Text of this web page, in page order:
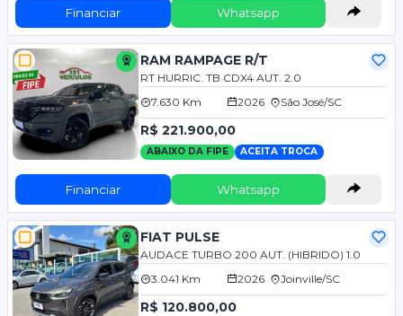
Financiar Whatsapp
RAM RAMPAGE R/T
RT HURRIC. TB CDX4 AUT. 2.0
7.630 Km
2026 São José/SC
R$ 221.900,00
ABAIXO DA FIPE ACEITA TROCA
Financiar Whatsapp
FIAT PULSE
AUDACE TURBO 200 AUT. (HIBRIDO) 1.0
3.041 Km
2026 Joinville/SC
R$ 120.800,00